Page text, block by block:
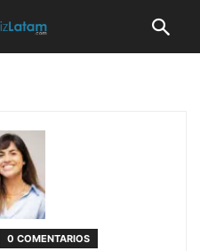
0 COMENTARIOS